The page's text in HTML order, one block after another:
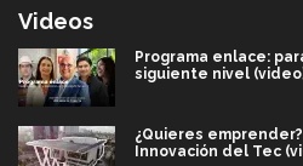
Videos
Programa enlace:
siguiente nivel
¿Quieres
Innovación del Tec